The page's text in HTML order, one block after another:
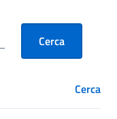
Cerca
Cerca